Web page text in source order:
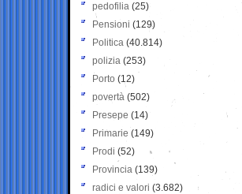
pedofilia (25)
Pensioni (129)
Politica (40.814)
polizia (253)
Porto (12)
povertà (502)
Presepe (14)
Primarie (149)
Prodi (52)
Provincia (139)
radici e valori (3.682)